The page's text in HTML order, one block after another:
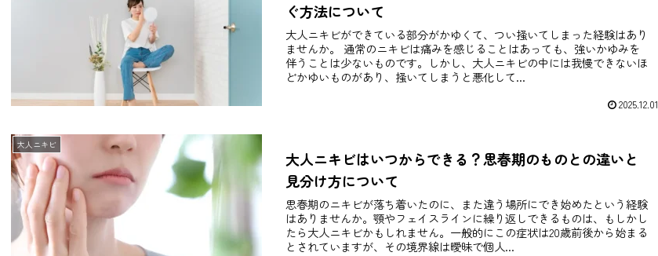
ぐ方法について
大人ニキビができている部分がかゆくて、つい掻いてしまった経験はあり
ませんか。 通常のニキビは痛みを感じることはあっても、強いかゆみを
伴うことは少ないものです。しかし、大人ニキビの中には我慢できないほ
どかゆいものがあり、掻いてしまうと悪化して...
2025.12.01
大人ニキビ
大人ニキビはいつからできる？思春期のものとの違いと
見分け方について
思春期のニキビが落ち着いたのに、また違う場所にでき始めたという経験
はありませんか。顎やフェイスラインに繰り返しできるものは、もしかし
たら大人ニキビかもしれません。一般的にこの症状は20歳前後から始まる
とされていますが、その境界線は曖昧で個人...